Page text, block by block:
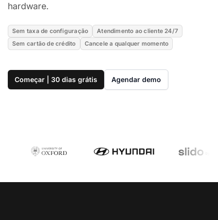
hardware.
Sem taxa de configuração
Atendimento ao cliente 24/7
Sem cartão de crédito
Cancele a qualquer momento
Começar | 30 dias grátis Agendar demo